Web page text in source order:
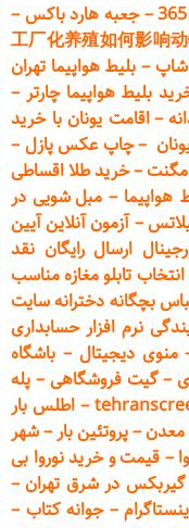
–جعبه هارد باکس –
工厂化养殖如何影响
شاپ– بلیط هواپیما تهران
بلیط هواپیما چارتر –
–اقامت یونان با خرید
–چاپ عکس پازل –
مگنت–خرید طلا اقساطی
هواپیما –مبل شویی در
–آزمون آنلاین آیین
ارسال رایگان نقد
انتخاب تابلو مغازه مناسب
بچگانه دخترانه سایت
نرم افزار حسابداری
منوی دیجیتال – باشگاه
–گیت فروشگاهی – پله
–اطلس بار
معدن–پروتئین بار–شهر
– قیمت و خرید نوروا بی
گیربکس در شرق تهران–
–جوانه کتاب –